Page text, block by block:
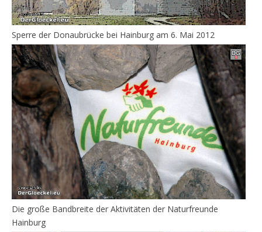
Sperre der Donaubrücke bei Hainburg am 6. Mai 2012
Die große Bandbreite der Aktivitäten der Naturfreunde
Hainburg